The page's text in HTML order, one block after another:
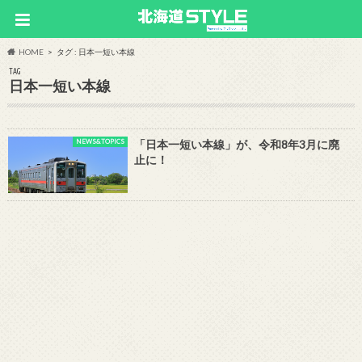
HOME タグ : 日本一短い本線
TAG
日本一短い本線
NEWS&TOPICS
「日本一短い本線」が、令和8年3月に廃
止に！